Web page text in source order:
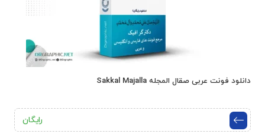
دانلود فونت عربی صقال المجله Sakkal Majalla
رایگان